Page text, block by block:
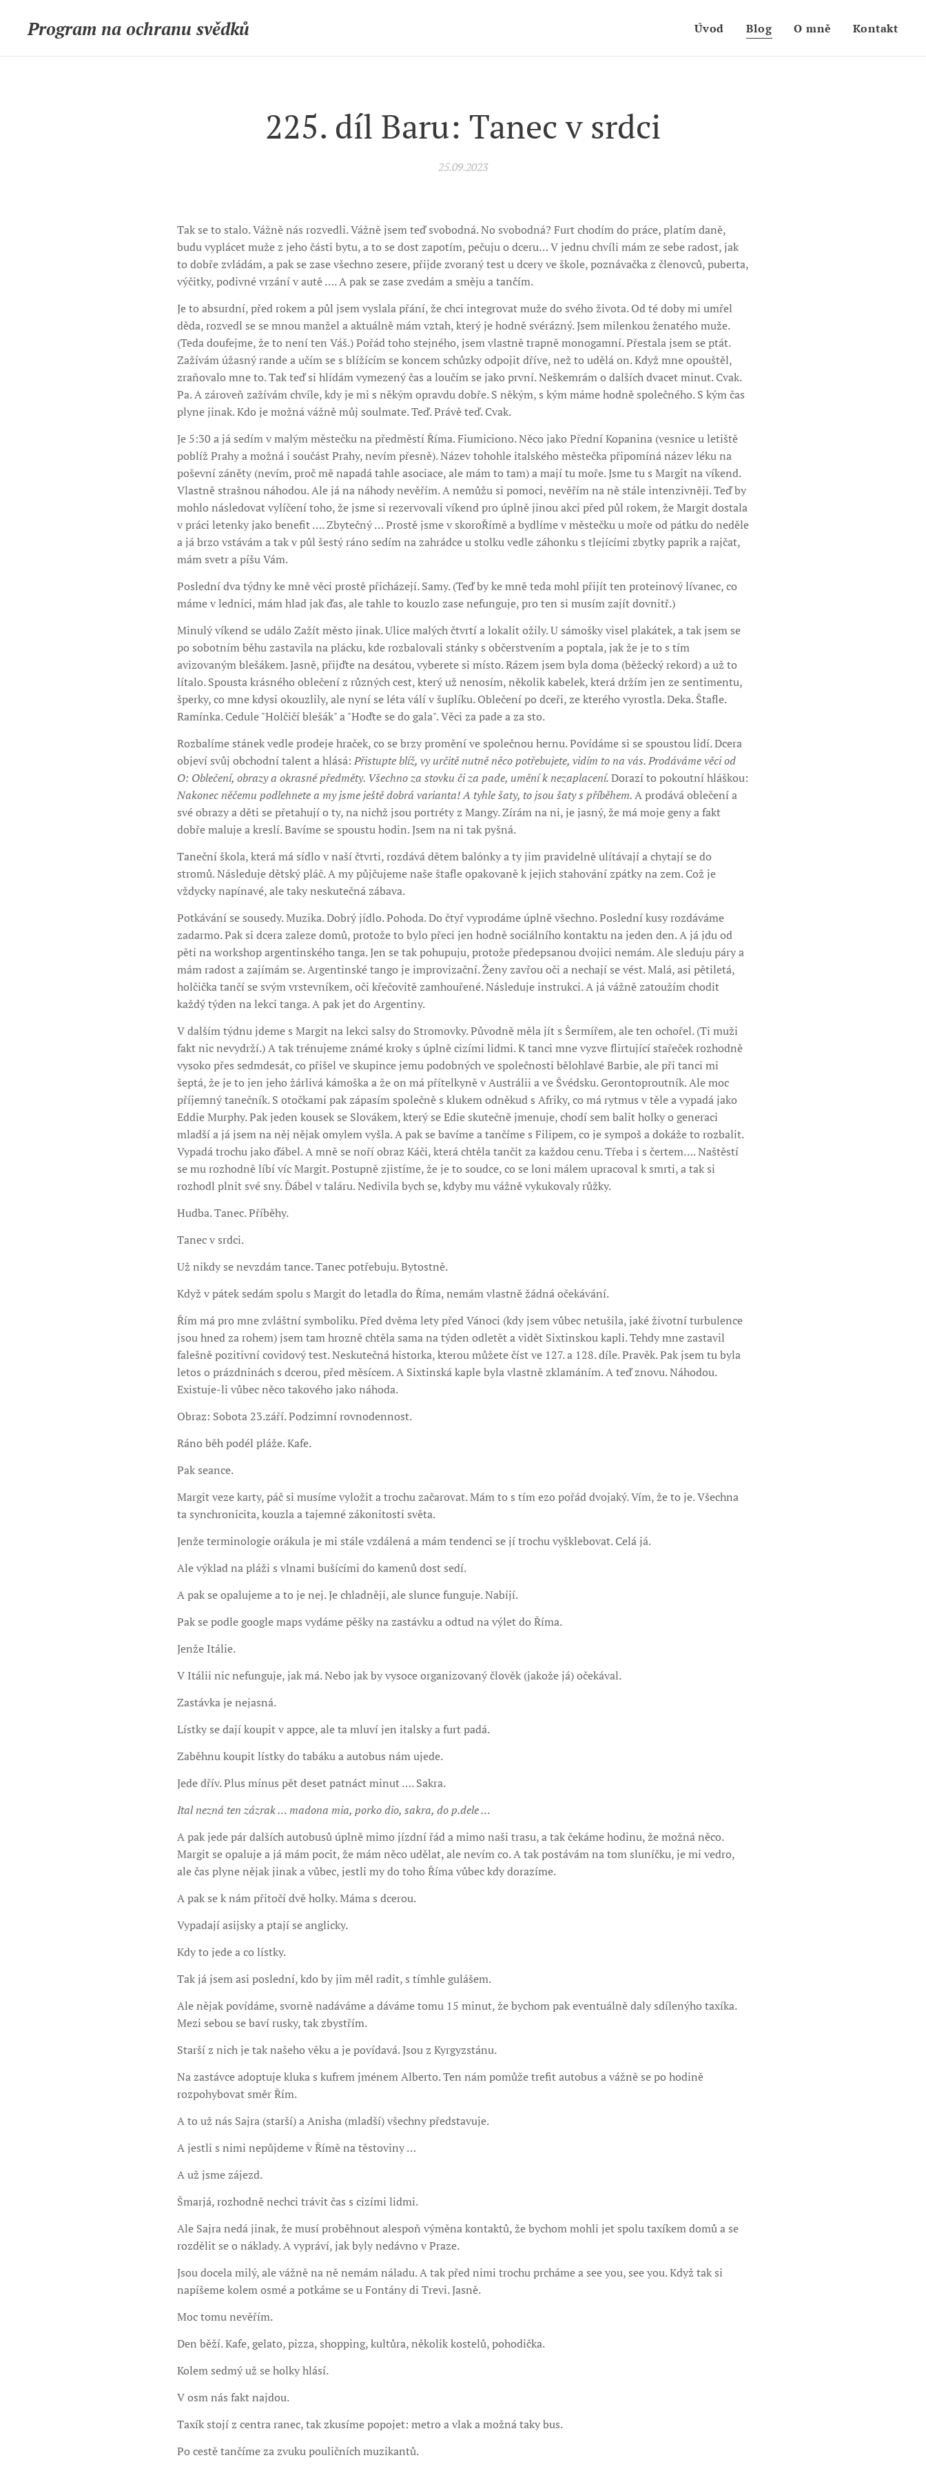
Program na ochranu svědků Úvod Blog O mně Kontakt
225. díl Baru: Tanec v srdci
25.09.2023
Tak se to stalo. Vážně nás rozvedli. Vážně jsem teď svobodná. No svobodná? Furt chodím do práce, platím daně,
budu vyplácet muže z jeho části bytu, a to se dost zapotím, pečuju o dceru… V jednu chvíli mám ze sebe radost, jak
to dobře zvládám, a pak se zase všechno zesere, přijde zvoraný test u dcery ve škole, poznávačka z členovců, puberta,
výčitky, podivné vrzání v autě …. A pak se zase zvedám a směju a tančím.
Je to absurdní, před rokem a půl jsem vyslala přání, že chci integrovat muže do svého života. Od té doby mi umřel
děda, rozvedl se se mnou manžel a aktuálně mám vztah, který je hodně svérázný. Jsem milenkou ženatého muže.
(Teda doufejme, že to není ten Váš.) Pořád toho stejného, jsem vlastně trapně monogamní. Přestala jsem se ptát.
Zažívám úžasný rande a učím se s blížícím se koncem schůzky odpojit dříve, než to udělá on. Když mne opouštěl,
zraňovalo mne to. Tak teď si hlídám vymezený čas a loučím se jako první. Neškemrám o dalších dvacet minut. Cvak.
Pa. A zároveň zažívám chvíle, kdy je mi s někým opravdu dobře. S někým, s kým máme hodně společného. S kým čas
plyne jinak. Kdo je možná vážně můj soulmate. Teď. Právě teď. Cvak.
Je 5:30 a já sedím v malým městečku na předměstí Říma. Fiumiciono. Něco jako Přední Kopanina (vesnice u letiště
poblíž Prahy a možná i součást Prahy, nevím přesně). Název tohohle italského městečka připomíná název léku na
poševní záněty (nevím, proč mě napadá tahle asociace, ale mám to tam) a mají tu moře. Jsme tu s Margit na víkend.
Vlastně strašnou náhodou. Ale já na náhody nevěřím. A nemůžu si pomoci, nevěřím na ně stále intenzivněji. Teď by
mohlo následovat vylíčení toho, že jsme si rezervovali víkend pro úplně jinou akci před půl rokem, že Margit dostala
v práci letenky jako benefit …. Zbytečný … Prostě jsme v skoroŘímě a bydlíme v městečku u moře od pátku do neděle
a já brzo vstávám a tak v půl šestý ráno sedím na zahrádce u stolku vedle záhonku s tlejícími zbytky paprik a rajčat,
mám svetr a píšu Vám.
Poslední dva týdny ke mně věci prostě přicházejí. Samy. (Teď by ke mně teda mohl přijít ten proteinový lívanec, co
máme v lednici, mám hlad jak ďas, ale tahle to kouzlo zase nefunguje, pro ten si musím zajít dovnitř.)
Minulý víkend se událo Zažít město jinak. Ulice malých čtvrtí a lokalit ožily. U sámošky visel plakátek, a tak jsem se
po sobotním běhu zastavila na plácku, kde rozbalovali stánky s občerstvením a poptala, jak že je to s tím
avizovaným blešákem. Jasně, přijďte na desátou, vyberete si místo. Rázem jsem byla doma (běžecký rekord) a už to
lítalo. Spousta krásného oblečení z různých cest, který už nenosím, několik kabelek, která držím jen ze sentimentu,
šperky, co mne kdysi okouzlily, ale nyní se léta válí v šuplíku. Oblečení po dceři, ze kterého vyrostla. Deka. Štafle.
Ramínka. Cedule "Holčičí blešák" a "Hoďte se do gala". Věci za pade a za sto.
Rozbalíme stánek vedle prodeje hraček, co se brzy promění ve společnou hernu. Povídáme si se spoustou lidí. Dcera
objeví svůj obchodní talent a hlásá: Přistupte blíž, vy určitě nutně něco potřebujete, vidím to na vás. Prodáváme věci od
O: Oblečení, obrazy a okrasné předměty. Všechno za stovku či za pade, umění k nezaplacení.Dorazí to pokoutní hláškou:
Nakonec něčemu podlehnete a my jsme ještě dobrá varianta! A tyhle šaty, to jsou šaty s příběhem.A prodává oblečení a
své obrazy a děti se přetahují o ty, na nichž jsou portréty z Mangy. Zírám na ni, je jasný, že má moje geny a fakt
dobře maluje a kreslí. Bavíme se spoustu hodin. Jsem na ni tak pyšná.
Taneční škola, která má sídlo v naší čtvrti, rozdává dětem balónky a ty jim pravidelně ulítávají a chytají se do
stromů. Následuje dětský pláč. A my půjčujeme naše štafle opakovaně k jejich stahování zpátky na zem. Což je
vždycky napínavé, ale taky neskutečná zábava.
Potkávání se sousedy. Muzika. Dobrý jídlo. Pohoda. Do čtyř vyprodáme úplně všechno. Poslední kusy rozdáváme
zadarmo. Pak si dcera zaleze domů, protože to bylo přeci jen hodně sociálního kontaktu na jeden den. A já jdu od
pěti na workshop argentinského tanga. Jen se tak pohupuju, protože předepsanou dvojici nemám. Ale sleduju páry a
mám radost a zajímám se. Argentinské tango je improvizační. Ženy zavřou oči a nechají se vést. Malá, asi pětiletá,
holčička tančí se svým vrstevníkem, oči křečovitě zamhouřené. Následuje instrukci. A já vážně zatoužím chodit
každý týden na lekci tanga. A pak jet do Argentiny.
V dalším týdnu jdeme s Margit na lekci salsy do Stromovky. Původně měla jít s Šermířem, ale ten ochořel. (Ti muži
fakt nic nevydrží.) A tak trénujeme známé kroky s úplně cizími lidmi. K tanci mne vyzve flirtující stařeček rozhodně
vysoko přes sedmdesát, co přišel ve skupince jemu podobných ve společnosti bělohlavé Barbie, ale při tanci mi
šeptá, že je to jen jeho žárlivá kámoška a že on má přítelkyně v Austrálii a ve Švédsku. Gerontoproutník. Ale moc
příjemný tanečník. S otočkami pak zápasím společně s klukem odněkud s Afriky, co má rytmus v těle a vypadá jako
Eddie Murphy. Pak jeden kousek se Slovákem, který se Edie skutečně jmenuje, chodí sem balit holky o generaci
mladší a já jsem na něj nějak omylem vyšla. A pak se bavíme a tančíme s Filipem, co je sympoš a dokáže to rozbalit.
Vypadá trochu jako ďábel. A mně se noří obraz Káči, která chtěla tančit za každou cenu. Třeba i s čertem…. Naštěstí
se mu rozhodně líbí víc Margit. Postupně zjistíme, že je to soudce, co se loni málem upracoval k smrti, a tak si
rozhodl plnit své sny. Ďábel v taláru. Nedivila bych se, kdyby mu vážně vykukovaly růžky.
Hudba. Tanec. Příběhy.
Tanec v srdci.
Už nikdy se nevzdám tance. Tanec potřebuju. Bytostně.
Když v pátek sedám spolu s Margit do letadla do Říma, nemám vlastně žádná očekávání.
Řím má pro mne zvláštní symboliku. Před dvěma lety před Vánoci (kdy jsem vůbec netušila, jaké životní turbulence
jsou hned za rohem) jsem tam hrozně chtěla sama na týden odletět a vidět Sixtinskou kapli. Tehdy mne zastavil
falešně pozitivní covidový test. Neskutečná historka, kterou můžete číst ve 127. a 128. díle. Pravěk. Pak jsem tu byla
letos o prázdninách s dcerou, před měsícem. A Sixtinská kaple byla vlastně zklamáním. A teď znovu. Náhodou.
Existuje-li vůbec něco takového jako náhoda.
Obraz: Sobota 23.září. Podzimní rovnodennost.
Ráno běh podél pláže. Kafe.
Pak seance.
Margit veze karty, páč si musíme vyložit a trochu začarovat. Mám to s tím ezo pořád dvojaký. Vím, že to je. Všechna
ta synchronicita, kouzla a tajemné zákonitosti světa.
Jenže terminologie orákula je mi stále vzdálená a mám tendenci se jí trochu vyšklebovat. Celá já.
Ale výklad na pláži s vlnami bušícími do kamenů dost sedí.
A pak se opalujeme a to je nej. Je chladněji, ale slunce funguje. Nabíjí.
Pak se podle google maps vydáme pěšky na zastávku a odtud na výlet do Říma.
Jenže Itálie.
V Itálii nic nefunguje, jak má. Nebo jak by vysoce organizovaný člověk (jakože já) očekával.
Zastávka je nejasná.
Lístky se dají koupit v appce, ale ta mluví jen italsky a furt padá.
Zaběhnu koupit lístky do tabáku a autobus nám ujede.
Jede dřív. Plus mínus pět deset patnáct minut …. Sakra.
Ital nezná ten zázrak … madona mia, porko dio, sakra, do p.dele …
A pak jede pár dalších autobusů úplně mimo jízdní řád a mimo naši trasu, a tak čekáme hodinu, že možná něco.
Margit se opaluje a já mám pocit, že mám něco udělat, ale nevím co. A tak postávám na tom sluníčku, je mi vedro,
ale čas plyne nějak jinak a vůbec, jestli my do toho Říma vůbec kdy dorazíme.
A pak se k nám přitočí dvě holky. Máma s dcerou.
Vypadají asijsky a ptají se anglicky.
Kdy to jede a co lístky.
Tak já jsem asi poslední, kdo by jim měl radit, s tímhle gulášem.
Ale nějak povídáme, svorně nadáváme a dáváme tomu 15 minut, že bychom pak eventuálně daly sdílenýho taxíka.
Mezi sebou se baví rusky, tak zbystřím.
Starší z nich je tak našeho věku a je povídavá. Jsou z Kyrgyzstánu.
Na zastávce adoptuje kluka s kufrem jménem Alberto. Ten nám pomůže trefit autobus a vážně se po hodině
rozpohybovat směr Řím.
A to už nás Sajra (starší) a Anisha (mladší) všechny představuje.
A jestli s nimi nepůjdeme v Římě na těstoviny …
A už jsme zájezd.
Šmarjá, rozhodně nechci trávit čas s cizími lidmi.
Ale Sajra nedá jinak, že musí proběhnout alespoň výměna kontaktů, že bychom mohli jet spolu taxíkem domů a se
rozdělit se o náklady. A vypráví, jak byly nedávno v Praze.
Jsou docela milý, ale vážně na ně nemám náladu. A tak před nimi trochu prcháme a see you, see you. Když tak si
napíšeme kolem osmé a potkáme se u Fontány di Trevi. Jasně.
Moc tomu nevěřím.
Den běží. Kafe, gelato, pizza, shopping, kultůra, několik kostelů, pohodička.
Kolem sedmý už se holky hlásí.
V osm nás fakt najdou.
Taxík stojí z centra ranec, tak zkusíme popojet: metro a vlak a možná taky bus.
Po cestě tančíme za zvuku pouličních muzikantů.